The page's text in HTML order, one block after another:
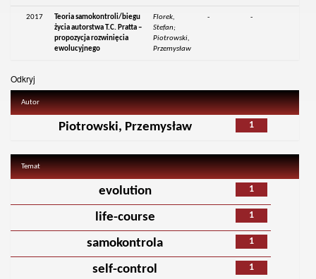
2017
Teoria samokontroli/biegu
życia autorstwa T.C. Pratta –
propozycja rozwinięcia
ewolucyjnego
Florek,
Stefan;
Piotrowski,
Przemysław
- -
Odkryj
Autor
1
Piotrowski, Przemysław
Temat
1
evolution
1
life-course
1
samokontrola
1
self-control